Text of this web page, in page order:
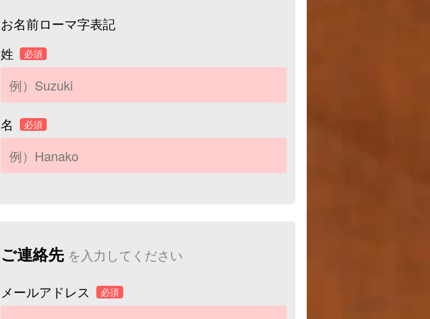
お名前ローマ字表記
姓
必須
名 必須
ご連絡先 を入力してください
メールアドレス
必須